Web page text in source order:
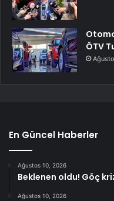
ÖTV
En Güncel Haberler
Ağustos 10, 2026
Beklenen oldu! Göç
Ağustos 10, 2026